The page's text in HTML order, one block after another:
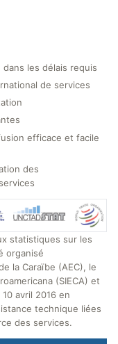
les délais requis
de services
efficace et facile
des
statistiques sur les
organisé
la Caraïbe (AEC), le
(SIECA) et
10 avril 2016 en
technique liées
des services.